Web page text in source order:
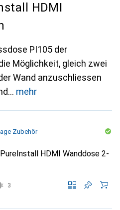
HDMI
PI105 der
Möglichkeit, gleich zwei
Wand anzuschliessen
mehr
Zubehör
PureInstall HDMI Wanddose 2-
3